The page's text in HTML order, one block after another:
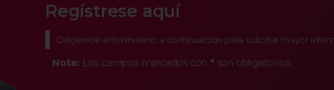
Regístrese aquí
Diligencie el formulario a continuación para solicitar mayor
Nota: Los campos marcados con *son obligatorios.